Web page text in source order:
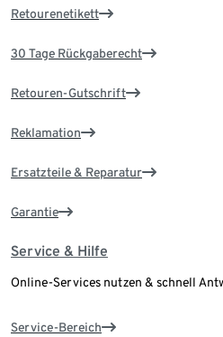
Retourenetikett
30 Tage Rückgaberecht
Retouren-Gutschrift
Reklamation
Ersatzteile & Reparatur
Garantie
Service & Hilfe
Online-Services nutzen & schnell
Service-Bereich